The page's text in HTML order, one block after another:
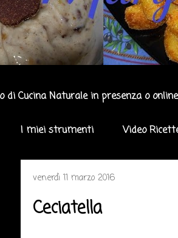
di Cucina Naturale in presenza o online
I miei strumenti Video
venerdì 11 marzo 2016
Ceciatella